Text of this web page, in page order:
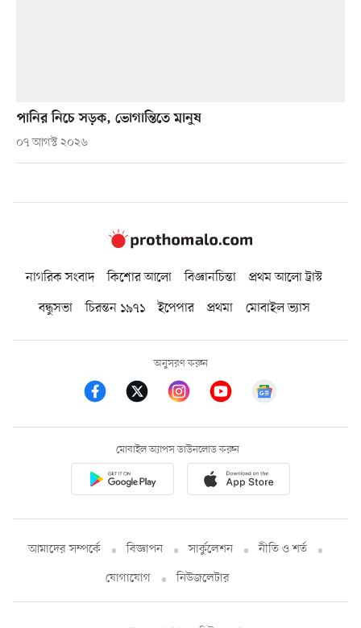
পানির নিচে সড়ক, ভোগান্তিতে মানুষ
০৭ আগস্ট ২০২৬
নাগরিক সংবাদ কিশোর আলো বিজ্ঞানচিন্তা
প্রথম আলো ট্রাস্ট
বন্ধুসভা
চিরন্তন ১৯৭১ ইপেপার প্রথমা মোবাইল ভ্যাস
অনুসরণ করুন
মোবাইল অ্যাপস ডাউনলোড করুন
আমাদের সম্পর্কে বিজ্ঞাপন সার্কুলেশন
নীতি ও শর্ত
যোগাযোগ
নিউজলেটার